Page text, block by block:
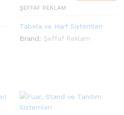
ŞEFFAF REKLAM
Tabela ve Harf Sistemleri
Brand: Şeffaf Reklam